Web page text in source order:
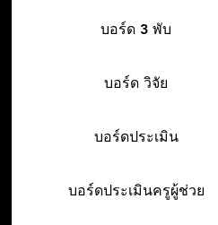
บอร์ด 3 พับ
บอร์ด วิจัย
บอร์ดประเมิน
บอร์ดประเมินครูผู้ช่วย